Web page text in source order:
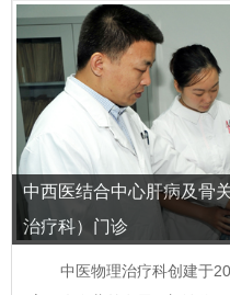
中西医结合中心肝病及骨
治疗科）门诊
中医物理治疗科创建于